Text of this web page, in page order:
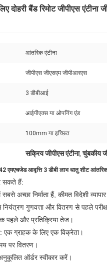
दोहरी बैंड रिमोट जीपीएस
आंतरिक एंटीना
जीपीएस जीएसएम जीपीआरएस
3 डीबीआई
आईपीएक्स या ओपनिंग एंड
100mm या इच्छित
सक्रिय जीपीएस एंटीना,चुंबकीय
एमएचजेड आवृत्ति 3 डीबी लाभ धातु शीट आंतरिक
सकते हैं:
अच्छा निर्माता हैं, कीमत विदेशी
नियंत्रण गुणवत्ता और वितरण से पहले
पहले और प्रतिक्रिया तेज।
ग्राहक के लिए एक विक्रेता।
पर वितरण।
ऑर्डर स्वीकार करें।